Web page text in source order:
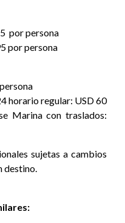
por persona
por persona
horario regular: USD 60
Marina con traslados:
sujetas a cambios
destino.